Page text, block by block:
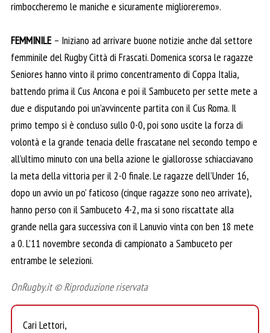
rimboccheremo le maniche e sicuramente miglioreremo».
FEMMINILE – Iniziano ad arrivare buone notizie anche dal settore
femminile del Rugby Città di Frascati. Domenica scorsa le ragazze
Seniores hanno vinto il primo concentramento di Coppa Italia,
battendo prima il Cus Ancona e poi il Sambuceto per sette mete a
due e disputando poi un’avvincente partita con il Cus Roma. Il
primo tempo si è concluso sullo 0-0, poi sono uscite la forza di
volontà e la grande tenacia delle frascatane nel secondo tempo e
all’ultimo minuto con una bella azione le giallorosse schiacciavano
la meta della vittoria per il 2-0 finale. Le ragazze dell’Under 16,
dopo un avvio un po’ faticoso (cinque ragazze sono neo arrivate),
hanno perso con il Sambuceto 4-2, ma si sono riscattate alla
grande nella gara successiva con il Lanuvio vinta con ben 18 mete
a 0. L’11 novembre seconda di campionato a Sambuceto per
entrambe le selezioni.
OnRugby.it © Riproduzione riservata
Cari Lettori,